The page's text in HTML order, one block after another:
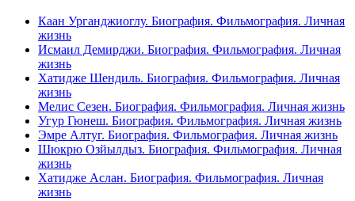
Каан Урганджиоглу. Биография. Фильмография. Личная
жизнь
Исмаил Демирджи. Биография. Фильмография. Личная
жизнь
Хатидже Шендиль. Биография. Фильмография. Личная
жизнь
Мелис Сезен. Биография. Фильмография. Личная жизнь
Угур Гюнеш. Биография. Фильмография. Личная жизнь
Эмре Алтуг. Биография. Фильмография. Личная жизнь
Шюкрю Озйылдыз. Биография. Фильмография. Личная
жизнь
Хатидже Аслан. Биография. Фильмография. Личная
жизнь